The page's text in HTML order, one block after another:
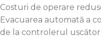
Costuri de operare
Evacuarea automată a
de la controlerul